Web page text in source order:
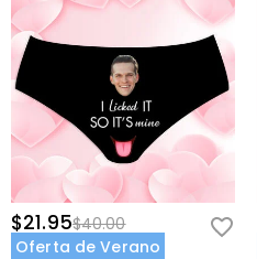
$21.95$40.00
Oferta de Verano